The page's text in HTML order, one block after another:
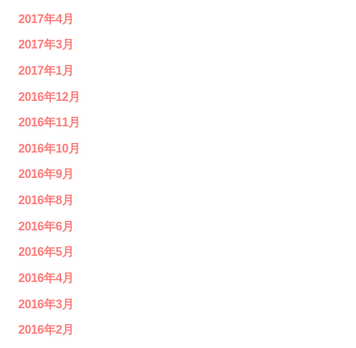
2017年4月
2017年3月
2017年1月
2016年12月
2016年11月
2016年10月
2016年9月
2016年8月
2016年6月
2016年5月
2016年4月
2016年3月
2016年2月